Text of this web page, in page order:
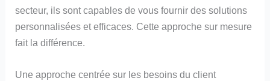
secteur, ils sont capables de vous fournir des solutions
personnalisées et efficaces. Cette approche sur mesure
fait la différence.
Une approche centrée sur les besoins du client